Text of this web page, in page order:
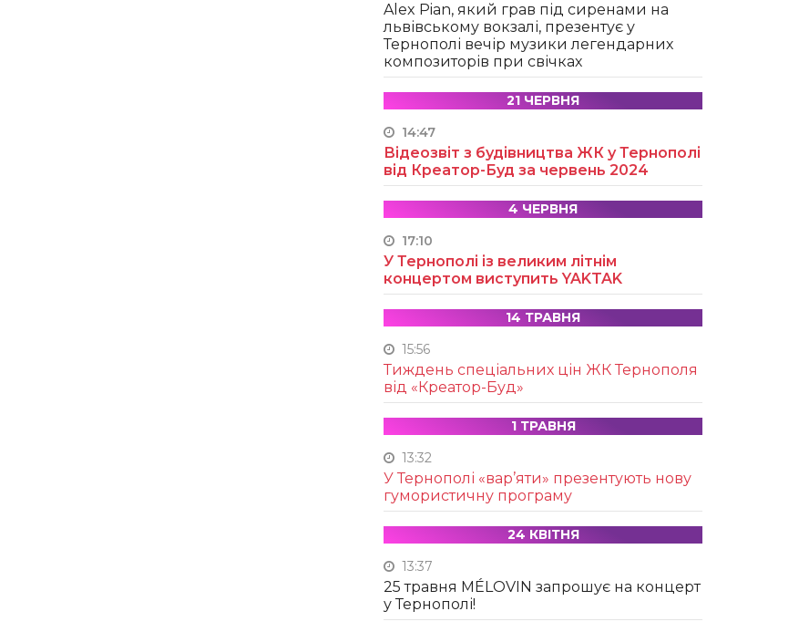
Alex Pian, який грав під сиренами на
львівському вокзалі, презентує у
Тернополі вечір музики легендарних
композиторів при свічках
21 ЧЕРВНЯ
14:47
Відеозвіт з будівництва ЖК у Тернополі
від Креатор-Буд за червень 2024
4 ЧЕРВНЯ
17:10
У Тернополі із великим літнім
концертом виступить YAKTAK
14 ТРАВНЯ
15:56
Тиждень спеціальних цін ЖК Тернополя
від «Креатор-Буд»
1 ТРАВНЯ
13:32
У Тернополі «вар’яти» презентують нову
гумористичну програму
24 КВІТНЯ
13:37
25 травня MÉLOVIN запрошує на концерт
у Тернополі!